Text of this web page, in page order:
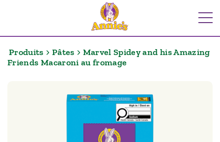
Produits Pâtes
Marvel Spidey and his Amazing
Friends Macaroni au fromage